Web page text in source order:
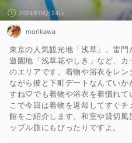
2024年06月24日
morikawa
東京の人気観光地「浅草」。雷
遊園地「浅草花やしき」など、
のエリアです。着物や浴衣をレ
ながら彼と下町デートなんてい
すね♡でも着物や浴衣を着慣れて
こで今回は着物を返却してすぐ
館をご紹介します。和室や貸切
ップル旅にもぴったりですよ。